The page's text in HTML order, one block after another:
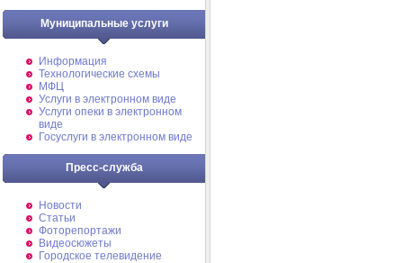
Муниципальные услуги
Информация
Технологические схемы
МФЦ
Услуги в электронном виде
Услуги опеки в электронном
виде
Госуслуги в электронном виде
Пресс-служба
Новости
Статьи
Фоторепортажи
Видеосюжеты
Городское телевидение